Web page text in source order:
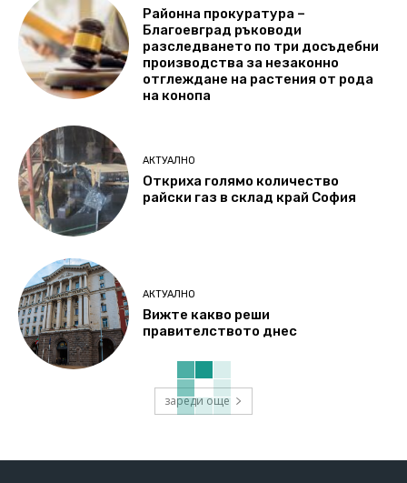
Районна прокуратура –
Благоевград ръководи
разследването по три досъдебни
производства за незаконно
отглеждане на растения от рода
на конопа
АКТУАЛНО
Откриха голямо количество
райски газ в склад край София
АКТУАЛНО
Вижте какво реши
правителството днес
зареди още